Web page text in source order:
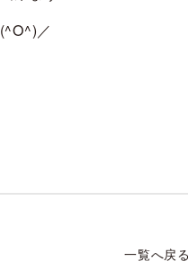
／
一覧へ戻る